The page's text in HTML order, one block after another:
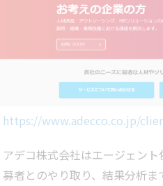
https://www.adecco.co.jp/
アデコ株式会社はエージェン
募者とのやり取り、結果分析